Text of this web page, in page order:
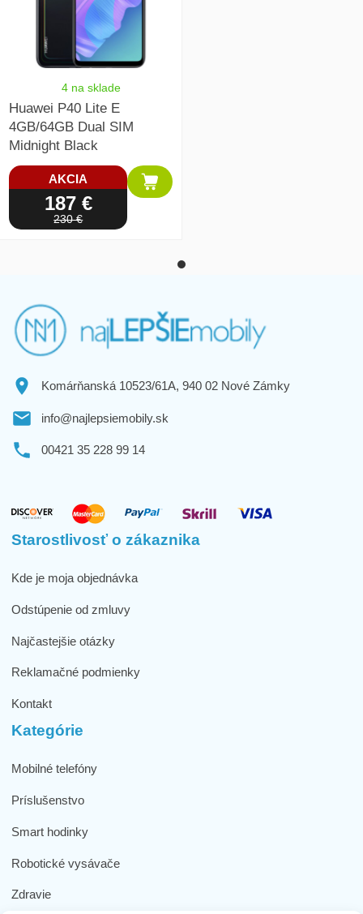
4 na sklade
Huawei P40 Lite E
4GB/64GB Dual SIM
Midnight Black
AKCIA
187 €
230 €
Komárňanská 10523/61A, 940 02 Nové Zámky
info@najlepsiemobily.sk
00421 35 228 99 14
Starostlivosť o zákaznika
Kde je moja objednávka
Odstúpenie od zmluvy
Najčastejšie otázky
Reklamačné podmienky
Kontakt
Kategórie
Mobilné telefóny
Príslušenstvo
Smart hodinky
Robotické vysávače
Zdravie